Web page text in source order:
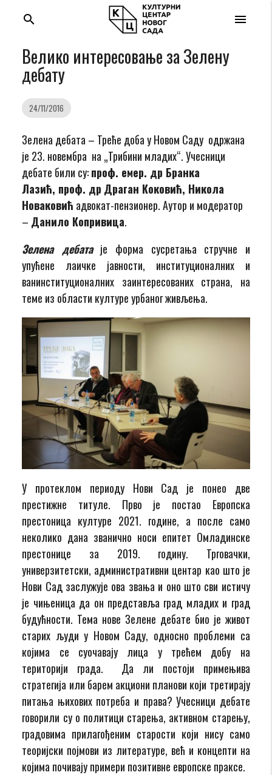
menu
search
Велико интересовање за Зелену
дебату
24/11/2016
Зелена дебата – Треће доба у Новом Саду одржана
је 23. новембра на „Трибини младих“. Учесници
дебате били су:проф. емер. др Бранка
Лазић, проф. др Драган Коковић, Никола
Новаковић адвокат-пензионер. Аутор и модератор
– Данило Копривица.
Зелена дебатаје форма сусретања стручне и
упућене лаичке јавности, институционалних и
ванинституционалних заинтересованих страна, на
теме из области културе урбаног живљења.
У протеклом периоду Нови Сад је понео две
престижне титуле. Прво је постао Европска
престоница културе 2021. године, а после само
неколико дана званично носи епитет Омладинске
престонице за 2019. годину. Трговачки,
универзитетски, административни центар као што је
Нови Сад заслужује ова звања и оно што сви истичу
је чињеница да он представља град младих и град
будућности. Тема нове Зелене дебате био је живот
старих људи у Новом Саду, односно проблеми са
којима се суочавају лица у трећем добу на
територији града. Да ли постоји примењива
стратегија или барем акциони планови који третирају
питања њихових потреба и права? Учесници дебате
говорили су о политици старења, активном старењу,
градовима прилагођеним старости који нису само
теоријски појмови из литературе, већ и концепти на
којима почивају примери позитивне европске праксе.